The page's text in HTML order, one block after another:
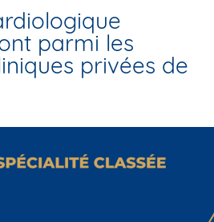
parmi les
privées de